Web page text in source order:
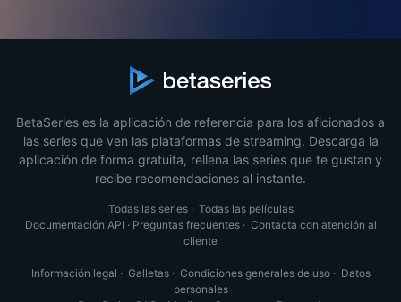
BetaSeries es la aplicación de referencia para los aficionados a
las series que ven las plataformas de streaming. Descarga la
aplicación de forma gratuita, rellena las series que te gustan y
recibe recomendaciones al instante.
Todas las series· Todas las películas
Documentación API · Preguntas frecuentes· Contacta con atención al
cliente
Información legal · Galletas· Condiciones generales de uso· Datos
personales